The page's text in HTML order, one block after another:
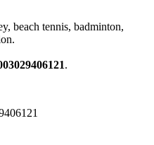
beach tennis, badminton,
.